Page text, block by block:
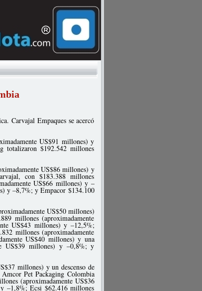
Carvajal Empaques se acercó
US$91 millones) y
$192.542 millones
US$86 millones) y
con $183.388 millones
US$66 millones) y –
y –8,7%; y Empacor $134.100
US$50 millones)
millones (aproximadamente
US$43 millones) y –12,5%;
millones (aproximadamente
US$40 millones) y una
US$39 millones) y –0,8%; y
millones) y un descenso de
Pet Packaging Colombia
(aproximadamente US$36
–1,8%; Ecsi $62.416 millones